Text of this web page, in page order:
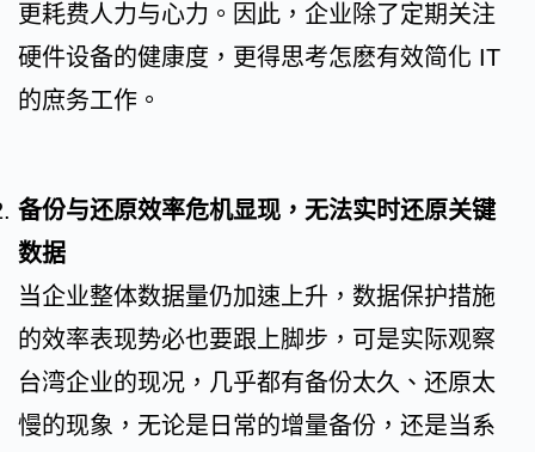
更耗费人力与心力。因此，企业除了定期关注
硬件设备的健康度，更得思考怎麽有效简化 IT
的庶务工作。
备份与还原效率危机显现，无法实时还原关键
数据
当企业整体数据量仍加速上升，数据保护措施
的效率表现势必也要跟上脚步，可是实际观察
台湾企业的现况，几乎都有备份太久、还原太
慢的现象，无论是日常的增量备份，还是当系